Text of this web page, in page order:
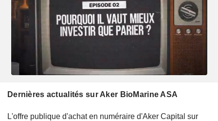
Dernières actualités sur Aker BioMarine ASA
L'offre publique d'achat en numéraire d'Aker Capital sur